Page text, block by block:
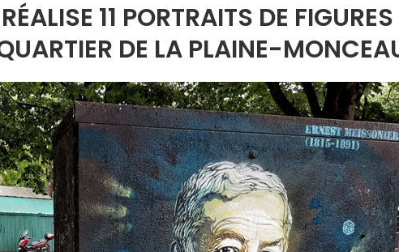
11 PORTRAITS DE FIGURES
DE LA PLAINE-